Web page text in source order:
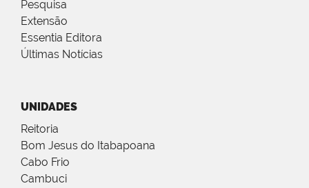
Pesquisa
Extensão
Essentia Editora
Últimas Notícias
UNIDADES
Reitoria
Bom Jesus do Itabapoana
Cabo Frio
Cambuci